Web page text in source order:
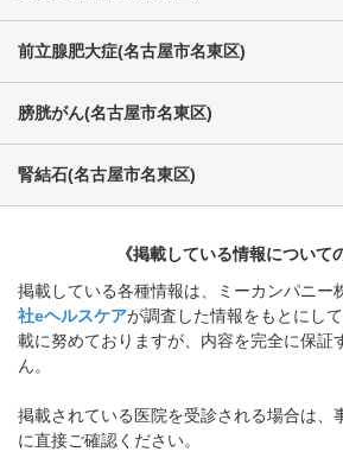
前立腺肥大症(名古屋市名東区)
膀胱がん(名古屋市名東区)
腎結石(名古屋市名東区)
《掲載している情報について
掲載している各種情報は、ミーカンパニー
社eヘルスケアが調査した情報をもとにし
載に努めておりますが、内容を完全に保証
ん。
掲載されている医院を受診される場合は、
に直接ご確認ください。